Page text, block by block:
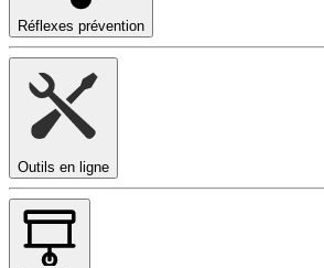
Réflexes prévention
Outils en ligne